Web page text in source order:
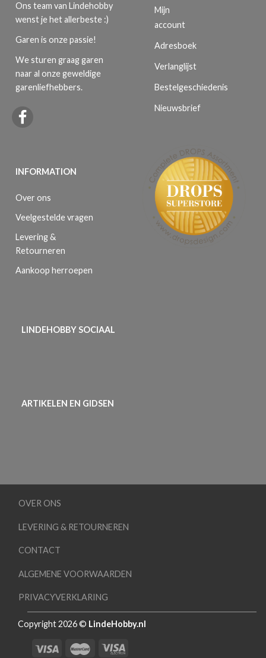
Ons team van Lindehobby
wenst je het allerbeste :)
Garen is onze passie!
We sturen graag garen
naar al onze geweldige
garenliefhebbers.
INFORMATION
Over ons
Veelgestelde vragen
Levering &
Retourneren
Aankoop herroepen
Mijn
account
Adresboek
Verlanglijst
Bestelgeschiedenis
Nieuwsbrief
LINDEHOBBY SOCIAAL
ARTIKELEN EN GIDSEN
OVER ONS
LEVERING & RETOURNEREN
CONTACT
ALGEMENE VOORWAARDEN
PRIVACYVERKLARING
Copyright 2026 © LindeHobby.nl